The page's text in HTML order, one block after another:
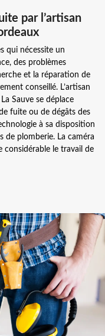
par l’artisan
qui nécessite un
des problèmes
et la réparation de
conseillé. L’artisan
Sauve se déplace
fuite ou de dégâts des
à sa disposition
de plomberie. La caméra
considérable le travail de